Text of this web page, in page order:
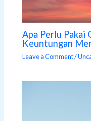
Apa Perlu Pakai
Keuntungan
Leave a Comment/